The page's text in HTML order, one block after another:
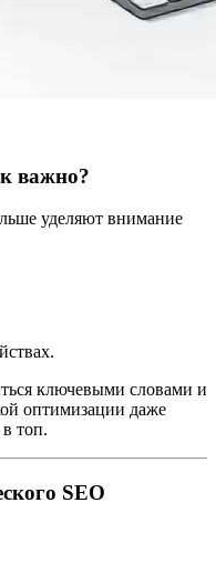
важно?
уделяют внимание
ключевыми словами и
оптимизации даже
топ.
SEO